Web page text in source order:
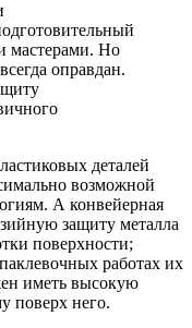
мастерами. Но
оправдан.
деталей
возможной
А конвейерная
защиту металла
поверхности;
работах их
иметь высокую
поверх него.